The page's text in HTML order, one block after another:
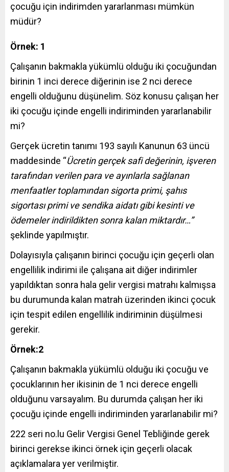
çocuğu için indirimden yararlanması mümkün
müdür?
Örnek: 1
Çalışanın bakmakla yükümlü olduğu iki çocuğundan
birinin 1 inci derece diğerinin ise 2 nci derece
engelli olduğunu düşünelim. Söz konusu çalışan her
iki çocuğu içinde engelli indiriminden yararlanabilir
mi?
Gerçek ücretin tanımı 193 sayılı Kanunun 63 üncü
maddesinde “Ücretin gerçek safi değerinin, işveren
tarafından verilen para ve ayınlarla sağlanan
menfaatler toplamından sigorta primi, şahıs
sigortası primi ve sendika aidatı gibi kesinti ve
ödemeler indirildikten sonra kalan miktardır…”
şeklinde yapılmıştır.
Dolayısıyla çalışanın birinci çocuğu için geçerli olan
engellilik indirimi ile çalışana ait diğer indirimler
yapıldıktan sonra hala gelir vergisi matrahı kalmışsa
bu durumunda kalan matrah üzerinden ikinci çocuk
için tespit edilen engellilik indiriminin düşülmesi
gerekir.
Örnek:2
Çalışanın bakmakla yükümlü olduğu iki çocuğu ve
çocuklarının her ikisinin de 1 nci derece engelli
olduğunu varsayalım. Bu durumda çalışan her iki
çocuğu içinde engelli indiriminden yararlanabilir mi?
222 seri no.lu Gelir Vergisi Genel Tebliğinde gerek
birinci gerekse ikinci örnek için geçerli olacak
açıklamalara yer verilmiştir.